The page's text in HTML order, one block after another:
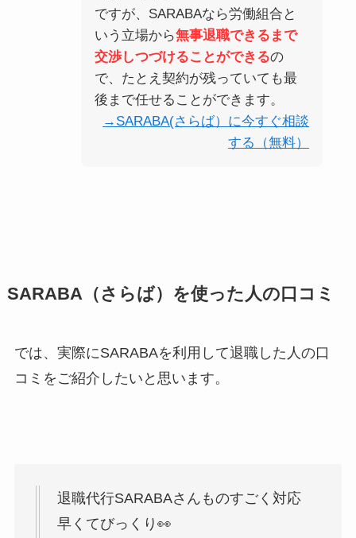
ですが、SARABAなら労働組合と
いう立場から無事退職できるまで
交渉しつづけることができるの
で、たとえ契約が残っていても最
後まで任せることができます。
→SARABA(さらば）に今すぐ相談
する（無料）
SARABA（さらば）を使った人の口コミ
では、実際にSARABAを利用して退職した人の口
コミをご紹介したいと思います。
退職代行SARABAさんものすごく対応
早くてびっくり👀